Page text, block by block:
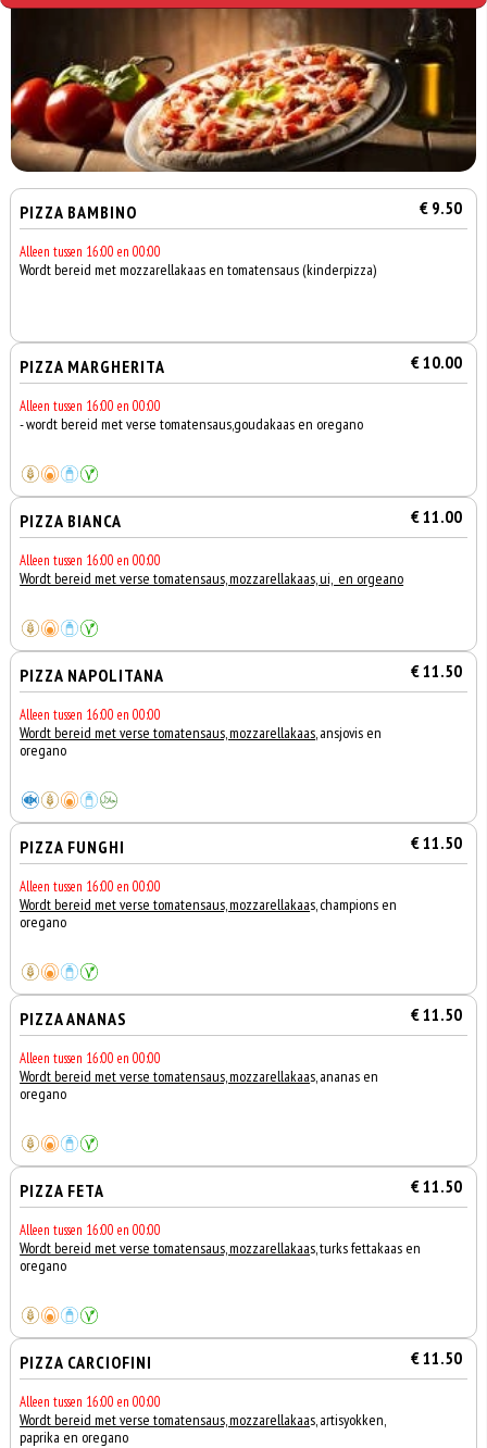
PIZZA BAMBINO € 9.50
Alleen tussen 16:00 en 00:00
Wordt bereid met mozzarellakaas en tomatensaus (kinderpizza)
PIZZA MARGHERITA € 10.00
Alleen tussen 16:00 en 00:00
- wordt bereid met verse tomatensaus,goudakaas en oregano
PIZZA BIANCA € 11.00
Alleen tussen 16:00 en 00:00
Wordt bereid met verse tomatensaus, mozzarellakaas, ui, en orgeano
PIZZA NAPOLITANA € 11.50
Alleen tussen 16:00 en 00:00
Wordt bereid met verse tomatensaus, mozzarellakaas, ansjovis en
oregano
PIZZA FUNGHI € 11.50
Alleen tussen 16:00 en 00:00
Wordt bereid met verse tomatensaus, mozzarellakaas, champions en
oregano
PIZZA ANANAS € 11.50
Alleen tussen 16:00 en 00:00
Wordt bereid met verse tomatensaus, mozzarellakaas, ananas en
oregano
PIZZA FETA € 11.50
Alleen tussen 16:00 en 00:00
Wordt bereid met verse tomatensaus, mozzarellakaas, turks fettakaas en
oregano
PIZZA CARCIOFINI € 11.50
Alleen tussen 16:00 en 00:00
Wordt bereid met verse tomatensaus, mozzarellakaas, artisyokken,
paprika en oregano